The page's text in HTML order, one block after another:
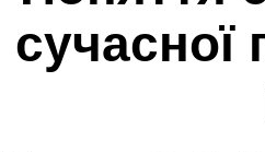
сучасної